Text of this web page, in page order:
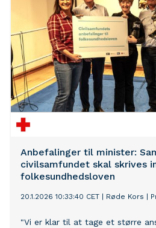
Anbefalinger til minister:
civilsamfundet skal skrives
folkesundhedsloven
20.1.2026 10:33:40 CET Røde Kors
"Vi er klar til at tage et større